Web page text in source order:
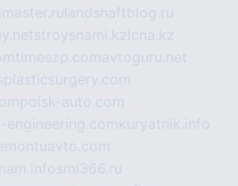
landshaftblog.ru
stroysnami.kz lcna.kz
timeszp.comavtoguru.net
poisk-auto.com
engineering.com kuryatnik.info
smi366.ru